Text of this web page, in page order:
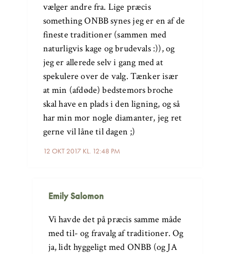
12 OKT 2017 KL. 12:48 PM
vælger andre fra. Lige præcis
something ONBB synes jeg er en af de
fineste traditioner (sammen med
naturligvis kage og brudevals :)), og
jeg er allerede selv i gang med at
spekulere over de valg. Tænker især
at min (afdøde) bedstemors broche
skal have en plads i den ligning, og så
har min mor nogle diamanter, jeg ret
gerne vil låne til dagen ;)
Emily Salomon
Vi havde det på præcis samme måde
med til- og fravalg af traditioner. Og
ja, lidt hyggeligt med ONBB (og JA